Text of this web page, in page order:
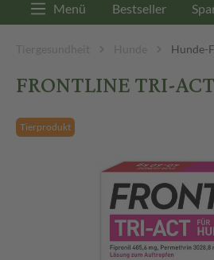
Menü Bestseller
Tiergesundheit Hunde Hunde-
FRONTLINE TRI-
Tierprodukt